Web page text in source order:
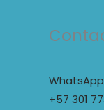
+57 301